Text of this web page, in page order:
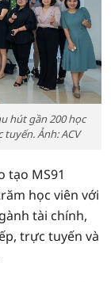
hút gần 200 học
Ảnh: ACV
tạo MS91
học viên với
tài chính,
trực tuyến và